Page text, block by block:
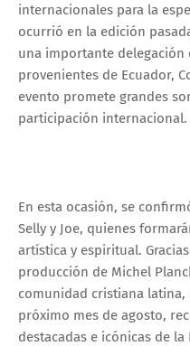
internacionales para la
ocurrió en la edición
una importante delegación
provenientes de Ecuador,
evento promete grandes
participación internacional.
En esta ocasión, se
Selly y Joe, quienes
artística y espiritual.
producción de Michel
comunidad cristiana latina,
próximo mes de agosto,
destacadas e icónicas de